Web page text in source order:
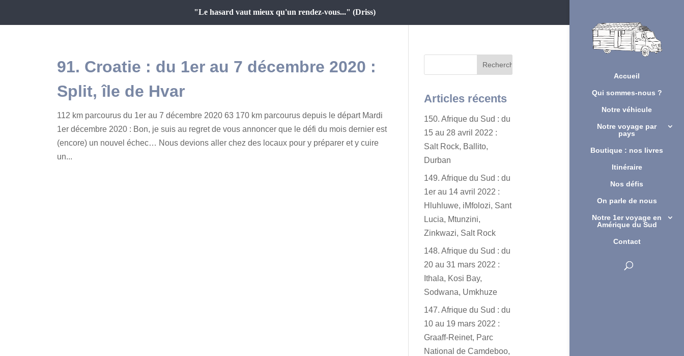
"Le hasard vaut mieux qu'un rendez-vous..." (Driss)
Accueil
Qui sommes-nous ?
Notre véhicule
Notre voyage par
pays
Boutique : nos livres
Itinéraire
Nos défis
On parle de nous
Notre 1er voyage en
Amérique du Sud
Contact
91. Croatie : du 1er au 7 décembre 2020 :
Split, île de Hvar
112 km parcourus du 1er au 7 décembre 2020 63 170 km parcourus depuis le départ Mardi
1er décembre 2020 : Bon, je suis au regret de vous annoncer que le défi du mois dernier est
(encore) un nouvel échec… Nous devions aller chez des locaux pour y préparer et y cuire
un...
Articles récents
150. Afrique du Sud : du
15 au 28 avril 2022 :
Salt Rock, Ballito,
Durban
149. Afrique du Sud : du
1er au 14 avril 2022 :
Hluhluwe, iMfolozi, Sant
Lucia, Mtunzini,
Zinkwazi, Salt Rock
148. Afrique du Sud : du
20 au 31 mars 2022 :
Ithala, Kosi Bay,
Sodwana, Umkhuze
147. Afrique du Sud : du
10 au 19 mars 2022 :
Graaff-Reinet, Parc
National de Camdeboo,